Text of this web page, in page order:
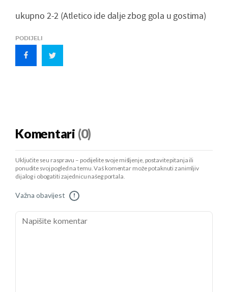
ukupno 2-2 (Atletico ide dalje zbog gola u gostima)
PODIJELI
Komentari (0)
Uključite se u raspravu – podijelite svoje mišljenje, postavite pitanja ili
ponudite svoj pogled na temu. Vaš komentar može potaknuti zanimljiv
dijalog i obogatiti zajednicu našeg portala.
Važna obavijest !